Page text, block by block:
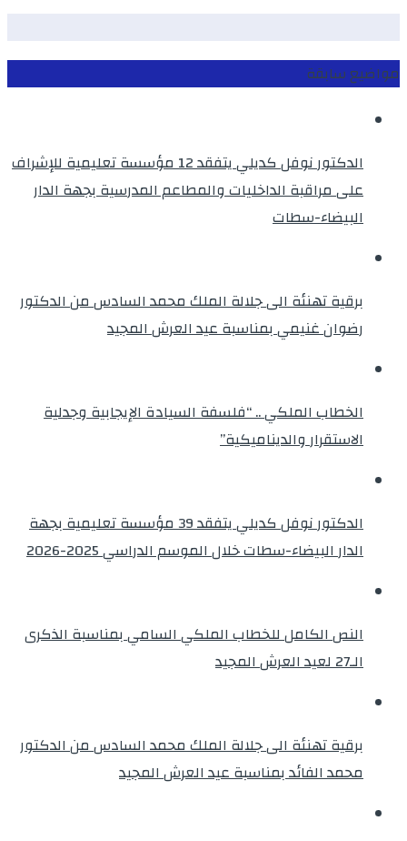
مواضيع سابقة
الدكتور نوفل كديلي يتفقد 12 مؤسسة تعليمية للإشراف
على مراقبة الداخليات والمطاعم المدرسية بجهة الدار
البيضاء-سطات
برقية تهنئة الى جلالة الملك محمد السادس من الدكتور
رضوان غنيمي بمناسبة عيد العرش المجيد
الخطاب الملكي .. “فلسفة السيادة الإيجابية وجدلية
الاستقرار والديناميكية”
الدكتور نوفل كديلي يتفقد 39 مؤسسة تعليمية بجهة
الدار البيضاء-سطات خلال الموسم الدراسي 2025-2026
النص الكامل للخطاب الملكي السامي بمناسبة الذكرى
الـ27 لعيد العرش المجيد
برقية تهنئة الى جلالة الملك محمد السادس من الدكتور
محمد الفائد بمناسبة عيد العرش المجيد